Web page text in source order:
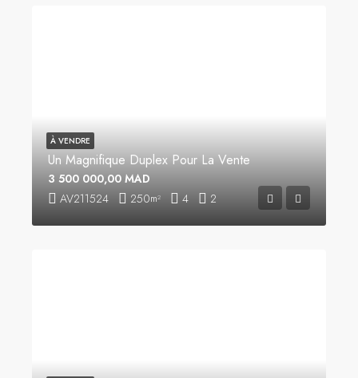
Un Magnifique Duplex Pour La Vente
AV211524 250m² 4 2
3 500 000,00 MAD
À VENDRE